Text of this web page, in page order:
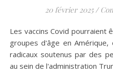
20 février 2025 /
Les vaccins Covid pourraient être suspendus pour tous les
groupes d'âge en
radicaux soutenus par des
au sein de l'administration